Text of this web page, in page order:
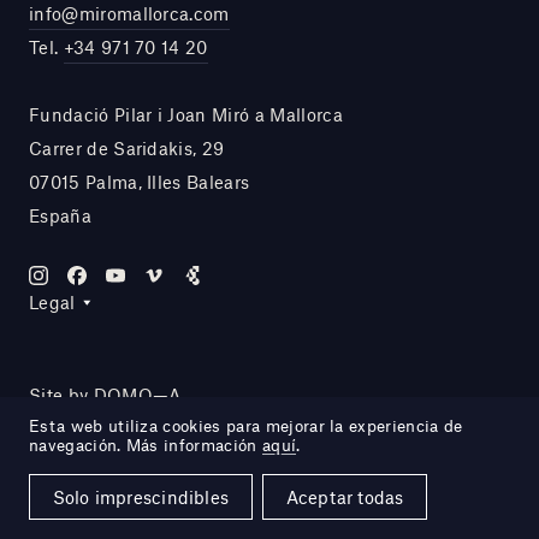
info@miromallorca.com
Tel. +34 971 70 14 20
Fundació Pilar i Joan Miró a Mallorca
Carrer de Saridakis, 29
07015 Palma, Illes Balears
España
Legal
Site by DOMO—A
Esta web utiliza cookies para mejorar la experiencia de
navegación. Más información aquí.
Solo imprescindibles Aceptar todas